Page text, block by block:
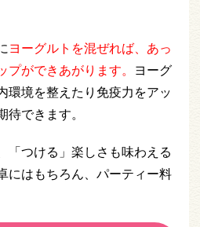
ヨーグルトを混ぜれば、あっ
ができあがります。 ヨーグ
環境を整えたり免疫力をアッ
できます。
「つける」楽しさも味わえる
にはもちろん、パーティー料